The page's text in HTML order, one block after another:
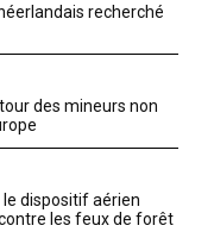
recherché
des mineurs non
le dispositif aérien
les feux de forêt